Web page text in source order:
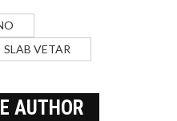
SLAB VETAR
AUTHOR